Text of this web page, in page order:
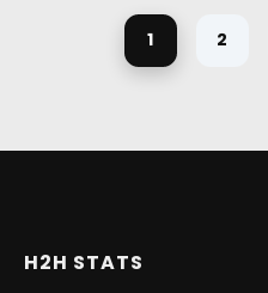
1 2
H2H STATS